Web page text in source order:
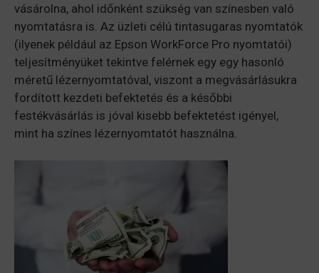
vásárolna, ahol időnként szükség van színesben való
nyomtatásra is. Az üzleti célú tintasugaras nyomtatók
(ilyenek például az Epson WorkForce Pro nyomtatói)
teljesítményüket tekintve felérnek egy egy hasonló
méretű lézernyomtatóval, viszont a megvásárlásukra
fordított kezdeti befektetés és a későbbi
festékvásárlás is jóval kisebb befektetést igényel,
mint ha színes lézernyomtatót használna.